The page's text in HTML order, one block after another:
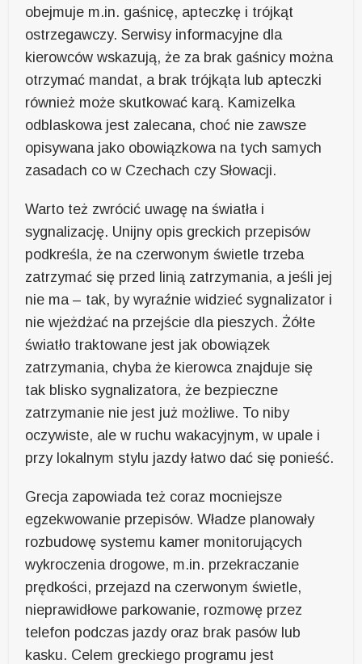
obejmuje m.in. gaśnicę, apteczkę i trójkąt
ostrzegawczy. Serwisy informacyjne dla
kierowców wskazują, że za brak gaśnicy można
otrzymać mandat, a brak trójkąta lub apteczki
również może skutkować karą. Kamizelka
odblaskowa jest zalecana, choć nie zawsze
opisywana jako obowiązkowa na tych samych
zasadach co w Czechach czy Słowacji.
Warto też zwrócić uwagę na światła i
sygnalizację. Unijny opis greckich przepisów
podkreśla, że na czerwonym świetle trzeba
zatrzymać się przed linią zatrzymania, a jeśli jej
nie ma – tak, by wyraźnie widzieć sygnalizator i
nie wjeżdżać na przejście dla pieszych. Żółte
światło traktowane jest jak obowiązek
zatrzymania, chyba że kierowca znajduje się
tak blisko sygnalizatora, że bezpieczne
zatrzymanie nie jest już możliwe. To niby
oczywiste, ale w ruchu wakacyjnym, w upale i
przy lokalnym stylu jazdy łatwo dać się ponieść.
Grecja zapowiada też coraz mocniejsze
egzekwowanie przepisów. Władze planowały
rozbudowę systemu kamer monitorujących
wykroczenia drogowe, m.in. przekraczanie
prędkości, przejazd na czerwonym świetle,
nieprawidłowe parkowanie, rozmowę przez
telefon podczas jazdy oraz brak pasów lub
kasku. Celem greckiego programu jest